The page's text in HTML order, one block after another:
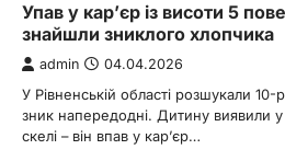
Упав у кар’єр із висоти 5
знайшли зниклого хлопчика
admin 04.04.2026
У Рівненській області розшукали 10-
зник напередодні. Дитину виявили
скелі – він впав у карʼєр…